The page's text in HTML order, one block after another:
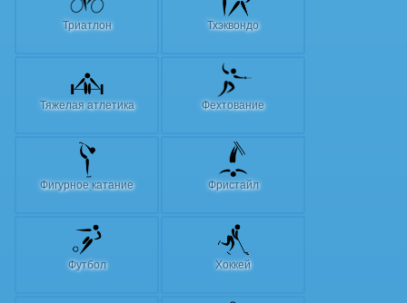
Триатлон Тхэквондо
Тяжелая атлетика Фехтование
Фигурное катание Фристайл
Футбол Хоккей